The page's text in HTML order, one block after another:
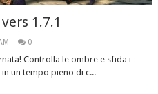
1.7.1
0
Controlla le ombre e sfida i
un tempo pieno di c...